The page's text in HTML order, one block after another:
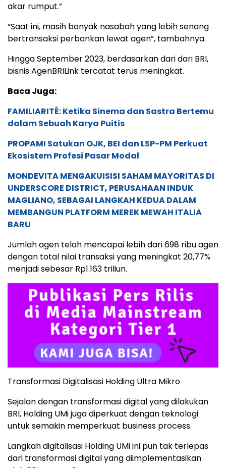
akar rumput.”
“Saat ini, masih banyak nasabah yang lebih senang
bertransaksi perbankan lewat agen”, tambahnya.
Hingga September 2023, berdasarkan dari dari BRI,
bisnis AgenBRILink tercatat terus meningkat.
Baca Juga:
FAMILIARITÉ: Ketika Sinema dan Sastra Bertemu
dalam Sebuah Karya Puitis
PROPAMI Satukan OJK, BEI dan LSP-PM Perkuat
Ekosistem Profesi Pasar Modal
MONDEVITA MENGAKUISISI SAHAM MAYORITAS DI
UNDERSCORE DISTRICT, PERUSAHAAN INDUK
MAGLIANO, SEBAGAI LANGKAH KEDUA DALAM
MEMBANGUN PLATFORM MEREK MEWAH ITALIA
BARU
Jumlah agen telah mencapai lebih dari 698 ribu agen
dengan total nilai transaksi yang meningkat 20,77%
menjadi sebesar Rp1.163 triliun.
Transformasi Digitalisasi Holding Ultra Mikro
Sejalan dengan transformasi digital yang dilakukan
BRI, Holding UMi juga diperkuat dengan teknologi
untuk semakin memperkuat business process.
Langkah digitalisasi Holding UMi ini pun tak terlepas
dari transformasi digital yang diimplementasikan